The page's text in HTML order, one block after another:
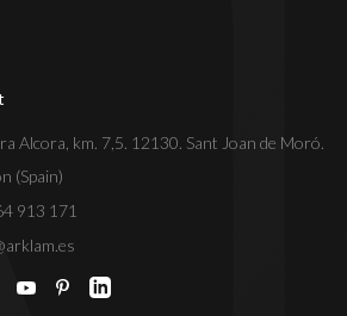
Alcora, km. 7,5. 12130. Sant Joan de Moró.
(Spain)
913 171